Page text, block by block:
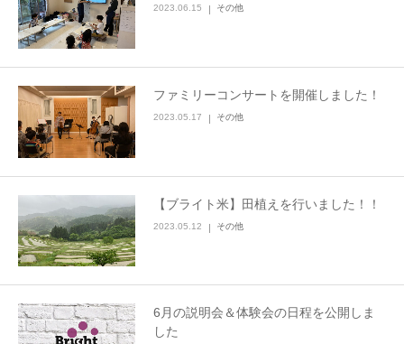
2023.06.15 その他
ファミリーコンサートを開催しました！
2023.05.17 その他
【ブライト米】田植えを行いました！！
2023.05.12 その他
6月の説明会＆体験会の日程を公開しま
した